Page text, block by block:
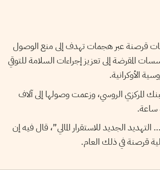
قرصنة عبر هجمات تهدف إلى منع الوصول
المقرضة إلى تعزيز إجراءات السلامة للتوقي
الأوكرانية.
المركزي الروسي، وزعمت وصولها إلى آلاف
التهديد الجديد للاستقرار المالي”، قال فيه إن